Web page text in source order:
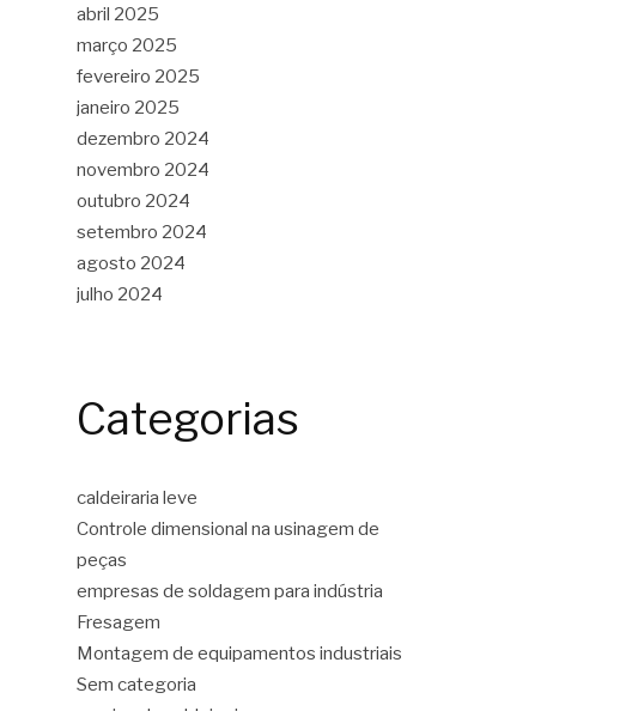
abril 2025
março 2025
fevereiro 2025
janeiro 2025
dezembro 2024
novembro 2024
outubro 2024
setembro 2024
agosto 2024
julho 2024
Categorias
caldeiraria leve
Controle dimensional na usinagem de
peças
empresas de soldagem para indústria
Fresagem
Montagem de equipamentos industriais
Sem categoria